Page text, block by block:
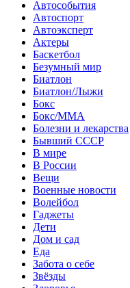
Автособытия
Автоспорт
Автоэксперт
Актеры
Баскетбол
Безумный мир
Биатлон
Биатлон/Лыжи
Бокс
Бокс/MMA
Болезни и лекарства
Бывший СССР
В мире
В России
Вещи
Военные новости
Волейбол
Гаджеты
Дети
Дом и сад
Еда
Забота о себе
Звёзды